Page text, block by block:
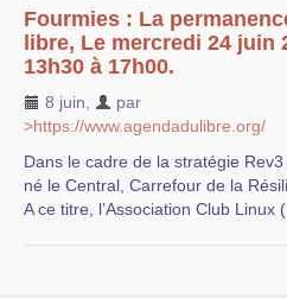
Fourmies : La
libre, Le mercredi 24 juin
13h30 à 17h00.
8 juin
par
>https://www.agendadulibre.org/
Dans le cadre de la stratégie
né le Central, Carrefour de la
A ce titre, l’Association Club Linux